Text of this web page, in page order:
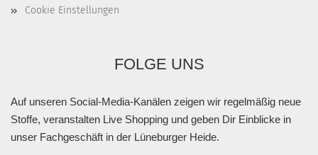
Cookie Einstellungen
FOLGE UNS
Auf unseren Social-Media-Kanälen zeigen wir regelmäßig neue
Stoffe, veranstalten Live Shopping und geben Dir Einblicke in
unser Fachgeschäft in der Lüneburger Heide.